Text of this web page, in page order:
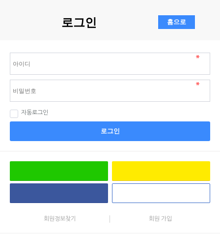
로그인
자동로그인
로그인
회원정보찾기 회원 가입